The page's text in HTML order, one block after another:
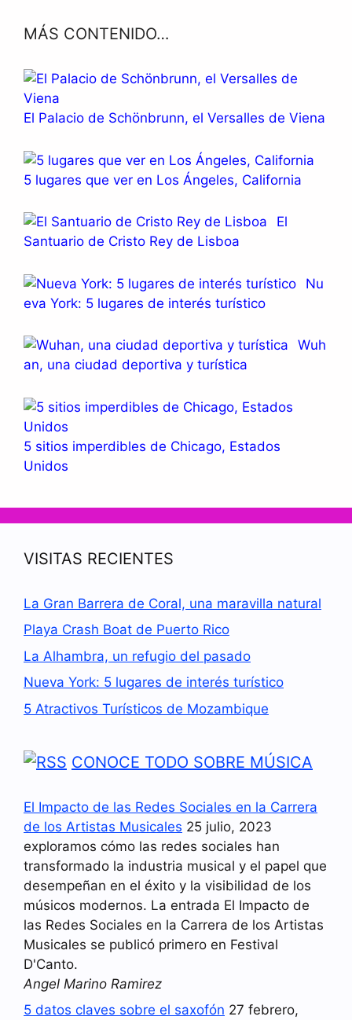
MÁS CONTENIDO…
El Palacio de Schönbrunn, el Versalles de Viena
5 lugares que ver en Los Ángeles, California
El
Santuario de Cristo Rey de Lisboa
Nu
eva York: 5 lugares de interés turístico
Wuh
an, una ciudad deportiva y turística
5 sitios imperdibles de Chicago, Estados
Unidos
VISITAS RECIENTES
La Gran Barrera de Coral, una maravilla natural
Playa Crash Boat de Puerto Rico
La Alhambra, un refugio del pasado
Nueva York: 5 lugares de interés turístico
5 Atractivos Turísticos de Mozambique
CONOCE TODO SOBRE MÚSICA
El Impacto de las Redes Sociales en la Carrera
de los Artistas Musicales 25 julio, 2023
exploramos cómo las redes sociales han
transformado la industria musical y el papel que
desempeñan en el éxito y la visibilidad de los
músicos modernos. La entrada El Impacto de
las Redes Sociales en la Carrera de los Artistas
Musicales se publicó primero en Festival
D'Canto.
Angel Marino Ramirez
5 datos claves sobre el saxofón 27 febrero,